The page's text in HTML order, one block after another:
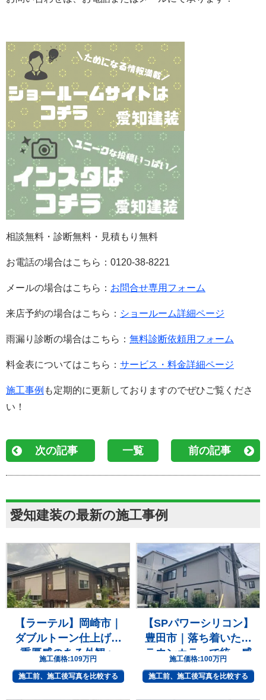
相談無料・診断無料・見積もり無料
お電話の場合はこちら：0120-38-8221
メールの場合はこちら： お問合せ専用フォーム
来店予約の場合はこちら： ショールーム詳細ページ
雨漏り診断の場合はこちら： 無料診断依頼用フォーム
料金表についてはこちら： サービス・料金詳細ページ
施工事例 も定期的に更新しておりますのでぜひご覧くださ
い！
次の記事 一覧 前の記事
愛知建装の最新の施工事例
【ラーテル】岡崎市｜
ダブルトーン仕上げで
重厚感のある外観へ
施工価格:109万円
施工前、施工後写真を比較する
【SPパワーシリコン】
豊田市｜落ち着いたブ
ラウンカラーで統一感
のある住まいへ
施工価格:100万円
施工前、施工後写真を比較する